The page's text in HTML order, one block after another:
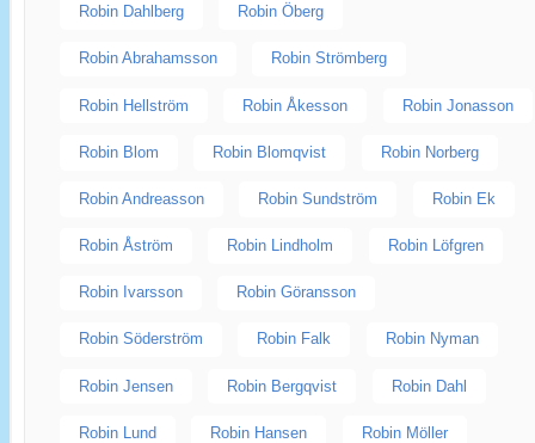
Robin Dahlberg Robin Öberg
Robin Abrahamsson Robin Strömberg
Robin Hellström Robin Åkesson Robin Jonasson
Robin Blom Robin Blomqvist Robin Norberg
Robin Andreasson Robin Sundström Robin Ek
Robin Åström Robin Lindholm Robin Löfgren
Robin Ivarsson Robin Göransson
Robin Söderström Robin Falk Robin Nyman
Robin Jensen Robin Bergqvist Robin Dahl
Robin Lund Robin Hansen Robin Möller